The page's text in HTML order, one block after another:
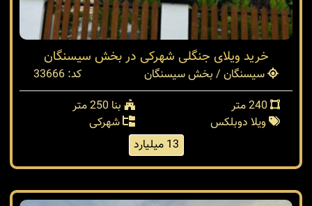
خرید ویلای جنگلی شهرکی در بخش سیسنگان
سیسنگان / بخش سیسنگان
کد: 33666
بنا 250 متر
ویلا دوبلکس
شهرکی
13 میلیارد